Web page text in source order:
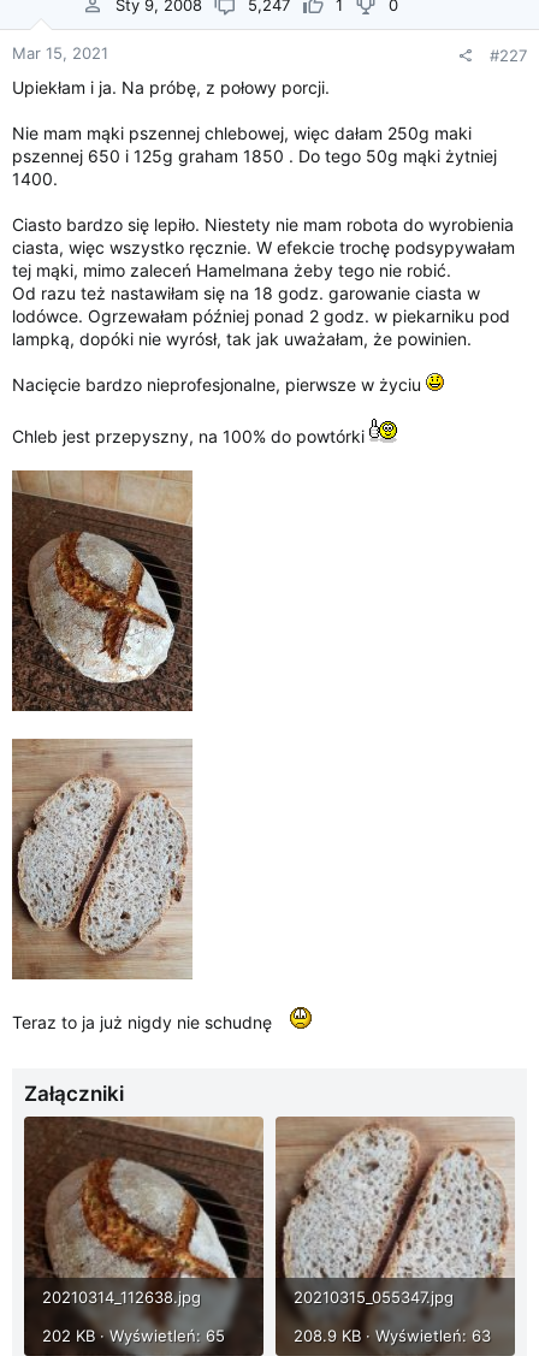
Sty 9, 2008 5,247 1 0
Mar 15, 2021 #227
Upiekłam i ja. Na próbę, z połowy porcji.
Nie mam mąki pszennej chlebowej, więc dałam 250g maki
pszennej 650 i 125g graham 1850 . Do tego 50g mąki żytniej
1400.
Ciasto bardzo się lepiło. Niestety nie mam robota do wyrobienia
ciasta, więc wszystko ręcznie. W efekcie trochę podsypywałam
tej mąki, mimo zaleceń Hamelmana żeby tego nie robić.
Od razu też nastawiłam się na 18 godz. garowanie ciasta w
lodówce. Ogrzewałam później ponad 2 godz. w piekarniku pod
lampką, dopóki nie wyrósł, tak jak uważałam, że powinien.
Nacięcie bardzo nieprofesjonalne, pierwsze w życiu
Chleb jest przepyszny, na 100% do powtórki
Teraz to ja już nigdy nie schudnę
Załączniki
20210314_112638.jpg
202 KB · Wyświetleń: 65
20210315_055347.jpg
208.9 KB · Wyświetleń: 63